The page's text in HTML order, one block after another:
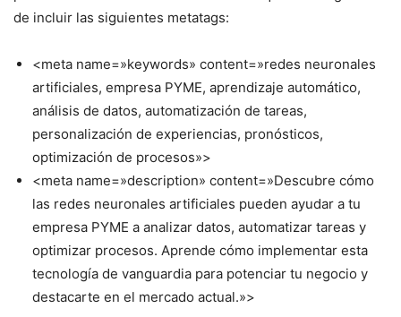
de incluir las siguientes metatags:
<meta name=»keywords» content=»redes neuronales
artificiales, empresa PYME, aprendizaje automático,
análisis de datos, automatización de tareas,
personalización de experiencias, pronósticos,
optimización de procesos»>
<meta name=»description» content=»Descubre cómo
las redes neuronales artificiales pueden ayudar a tu
empresa PYME a analizar datos, automatizar tareas y
optimizar procesos. Aprende cómo implementar esta
tecnología de vanguardia para potenciar tu negocio y
destacarte en el mercado actual.»>